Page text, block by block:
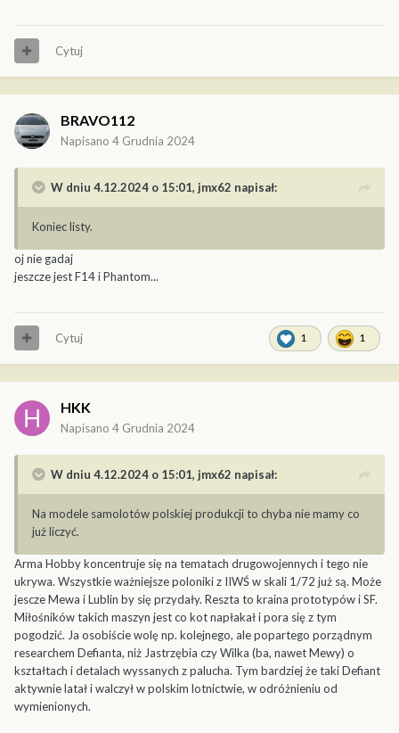
Cytuj
BRAVO112
Napisano 4 Grudnia 2024
W dniu 4.12.2024 o 15:01, jmx62 napisał:
Koniec listy.
oj nie gadaj
jeszcze jest F14 i Phantom...
1 1
Cytuj
HKK
Napisano 4 Grudnia 2024
W dniu 4.12.2024 o 15:01, jmx62 napisał:
Na modele samolotów polskiej produkcji to chyba nie mamy co
już liczyć.
Arma Hobby koncentruje się na tematach drugowojennych i tego nie
ukrywa. Wszystkie ważniejsze poloniki z IIWŚ w skali 1/72 już są. Może
jescze Mewa i Lublin by się przydały. Reszta to kraina prototypów i SF.
Miłośników takich maszyn jest co kot napłakał i pora się z tym
pogodzić. Ja osobiście wolę np. kolejnego, ale popartego porządnym
researchem Defianta, niż Jastrzębia czy Wilka (ba, nawet Mewy) o
kształtach i detalach wyssanych z palucha. Tym bardziej że taki Defiant
aktywnie latał i walczył w polskim lotnictwie, w odróżnieniu od
wymienionych.